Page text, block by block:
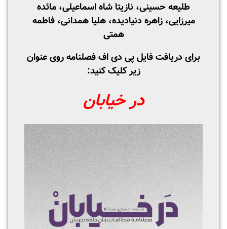
طلیعه حسینی، نازیتا شاه اسماعیلی، مائده
میرزایی، زاهره دنیادیده، هلیا همدانی، فاطمه
همتی
برای دریافت فایل پی دی اف فصلنامه روی عنوان
زیر کلیک کنید:
در خیابان